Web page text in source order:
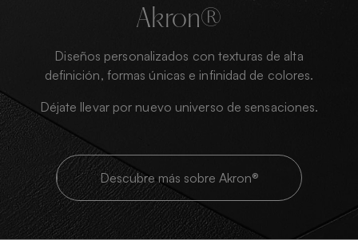
Akron®
Diseños personalizados con texturas de alta
definición, formas únicas e infinidad de colores.
Déjate llevar por nuevo universo de sensaciones.
Descubre más sobre Akron®